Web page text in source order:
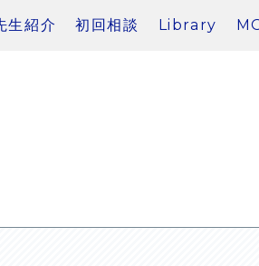
生紹介 初回相談 Library